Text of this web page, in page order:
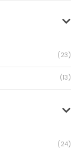
(23)
(13)
(24)